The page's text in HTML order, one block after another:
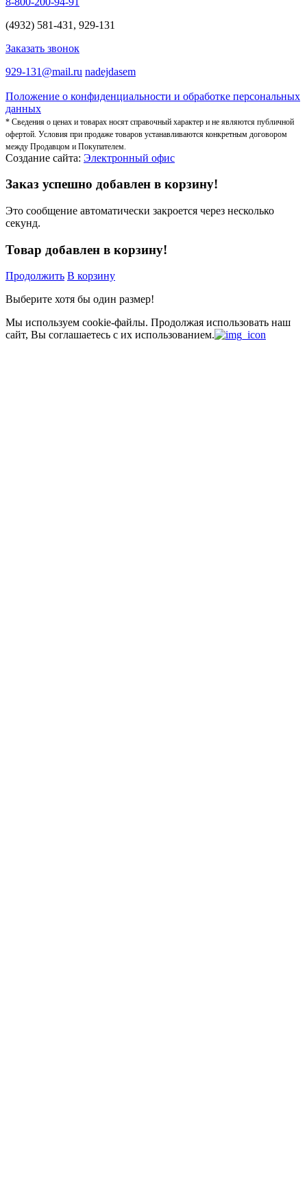
(4932) 581-431, 929-131
Заказать звонок
929-131@mail.ru nadejdasem
Положение о конфиденциальности и обработке персональных
данных
* Сведения о ценах и товарах носят справочный характер и не являются публичной
офертой. Условия при продаже товаров устанавливаются конкретным договором
между Продавцом и Покупателем.
Создание сайта: Электронный офис
Заказ успешно добавлен в корзину!
Это сообщение автоматически закроется через несколько
секунд.
Товар добавлен в корзину!
Продолжить В корзину
Выберите хотя бы один размер!
Мы используем cookie-файлы. Продолжая использовать наш
сайт, Вы соглашаетесь с их использованием.